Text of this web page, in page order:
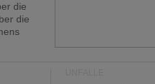
die
die